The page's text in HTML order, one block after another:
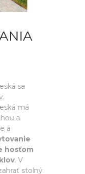
sa
má
a
a
hosťom
. V
stolný